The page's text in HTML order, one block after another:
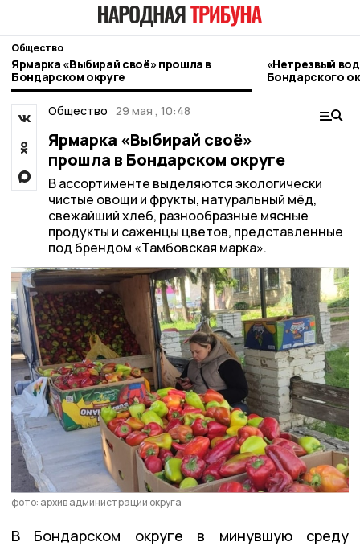
Общество
Ярмарка «Выбирай своё» прошла в
Бондарском округе
«Нетрезвый
Бондарского
контроль
Общество 29 мая , 10:48
Ярмарка «Выбирай своё»
прошла в Бондарском округе
В ассортименте выделяются экологически
чистые овощи и фрукты, натуральный мёд,
свежайший хлеб, разнообразные мясные
продукты и саженцы цветов, представленные
под брендом «Тамбовская марка».
фото: архив администрации округа
В Бондарском округе в минувшую среду